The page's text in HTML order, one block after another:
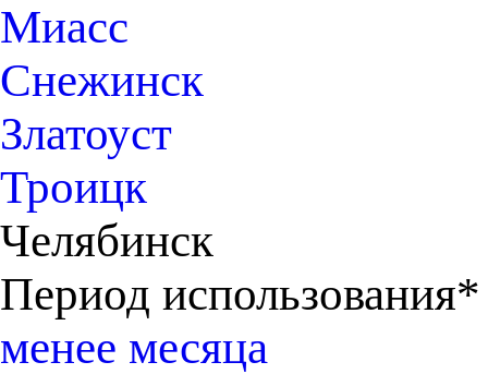
Миасс
Снежинск
Златоуст
Троицк
Челябинск
Период использования*
менее месяца